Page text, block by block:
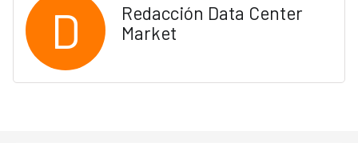
D
Redacción Data Center
Market